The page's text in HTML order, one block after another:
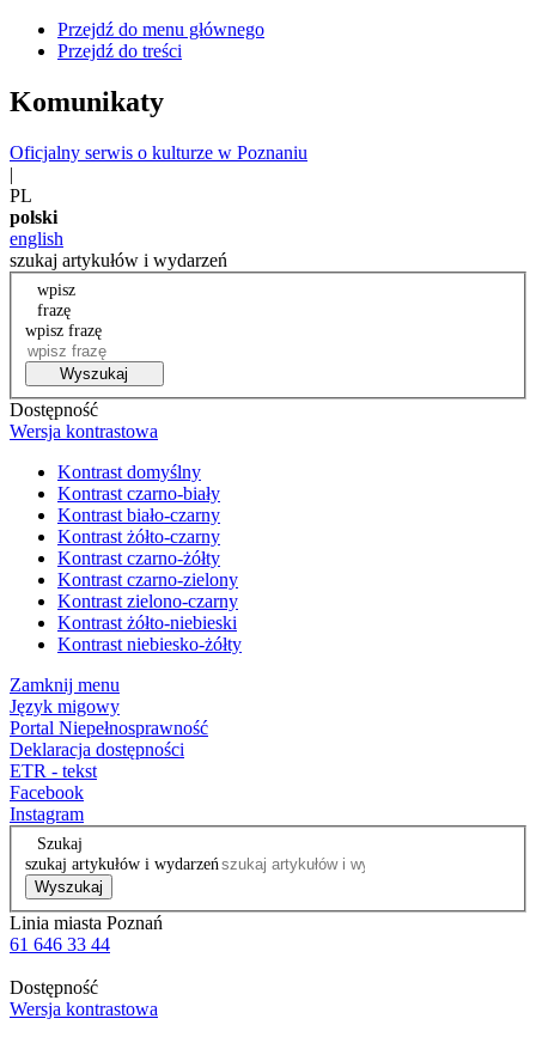
Przejdź do menu głównego
Przejdź do treści
Komunikaty
Oficjalny serwis o kulturze w Poznaniu
|
PL
polski
english
szukaj artykułów i wydarzeń
wpisz
frazę
wpisz frazę
Wyszukaj
Dostępność
Wersja kontrastowa
Kontrast domyślny
Kontrast czarno-biały
Kontrast biało-czarny
Kontrast żółto-czarny
Kontrast czarno-żółty
Kontrast czarno-zielony
Kontrast zielono-czarny
Kontrast żółto-niebieski
Kontrast niebiesko-żółty
Zamknij menu
Język migowy
Portal Niepełnosprawność
Deklaracja dostępności
ETR - tekst
Facebook
Instagram
Szukaj
szukaj artykułów i wydarzeń
Wyszukaj
Linia miasta Poznań
61 646 33 44
Dostępność
Wersja kontrastowa